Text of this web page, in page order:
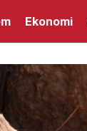
Ekonomi